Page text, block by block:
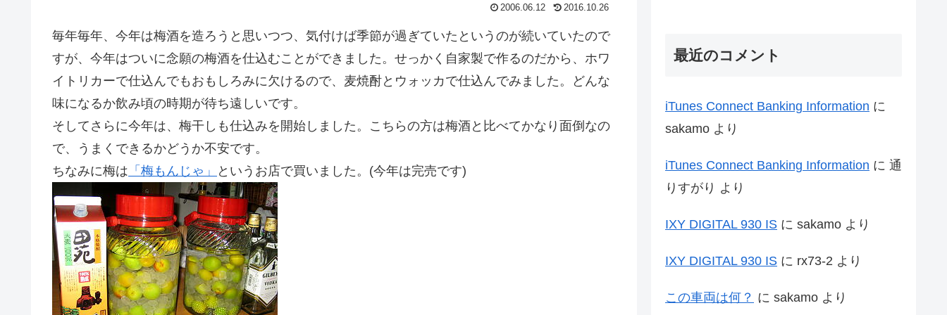
2006.06.12 2016.10.26
毎年毎年、今年は梅酒を造ろうと思いつつ、気付けば季節が過ぎていたというのが続いていたので
すが、今年はついに念願の梅酒を仕込むことができました。せっかく自家製で作るのだから、ホワ
イトリカーで仕込んでもおもしろみに欠けるので、麦焼酎とウォッカで仕込んでみました。どんな
味になるか飲み頃の時期が待ち遠しいです。
そしてさらに今年は、梅干しも仕込みを開始しました。こちらの方は梅酒と比べてかなり面倒なの
で、うまくできるかどうか不安です。
ちなみに梅は 「梅もんじゃ」 というお店で買いました。(今年は完売です)
最近のコメント
iTunes Connect Banking Information に
sakamo より
iTunes Connect Banking Information に 通
りすがり より
IXY DIGITAL 930 IS に sakamo より
IXY DIGITAL 930 IS に rx73-2 より
この車両は何？ に sakamo より